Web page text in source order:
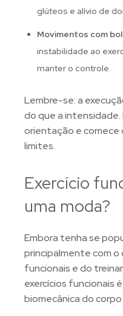
glúteos e alívio de
Movimentos com
instabilidade ao
manter o controle.
Lembre-se: a
do que a intensidade.
orientação e comece
limites.
Exercício
uma moda?
Embora tenha se
principalmente com o
funcionais e do
exercícios funcionais
biomecânica do corpo